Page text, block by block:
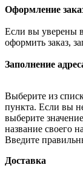
Оформление
Если вы уверены
оформить заказ,
Заполнение
Выберите из
пункта. Если вы
выберите
название своего
Введите
Доставка